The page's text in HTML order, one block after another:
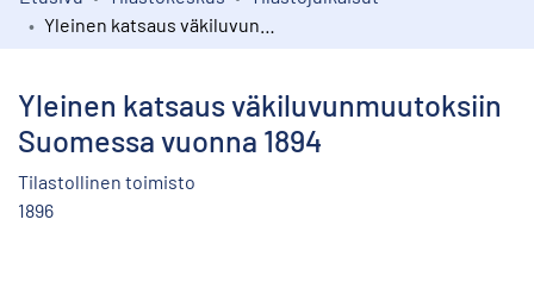
Kokoelmat
Yleinen katsaus väkiluvunmuutoksiin
Suomessa vuonna 1894
Tilastollinen toimisto
1896